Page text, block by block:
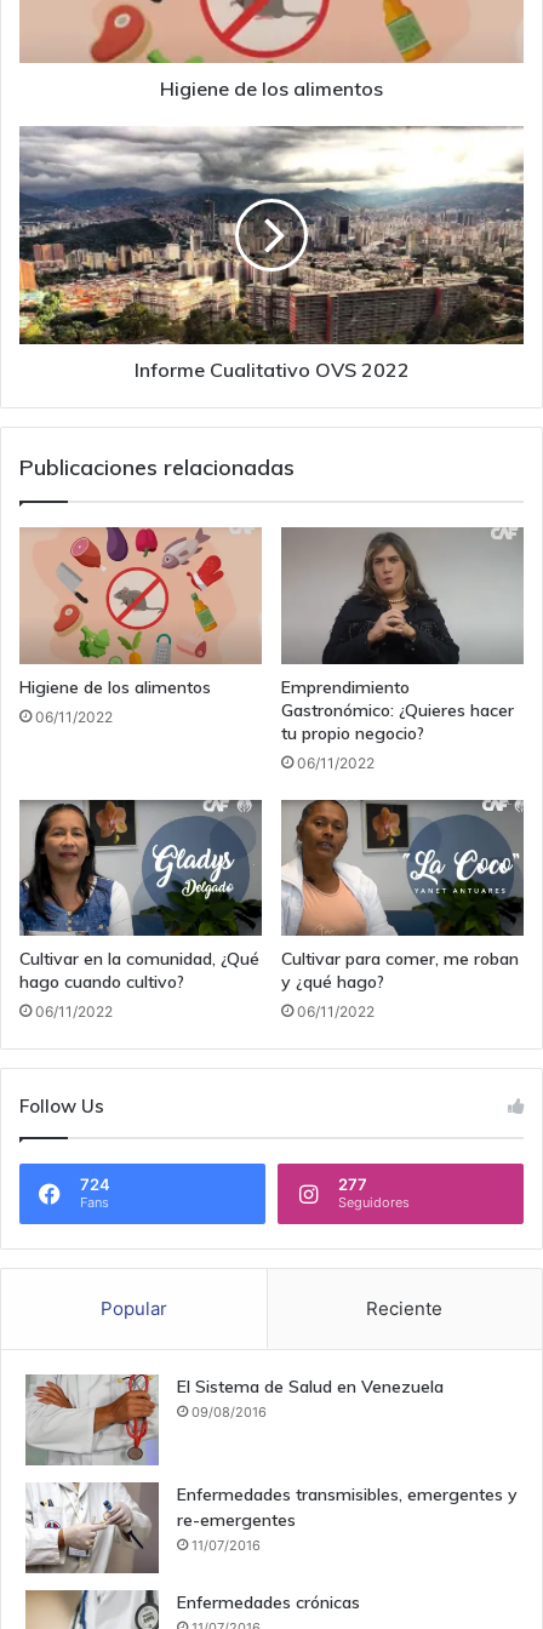
Higiene de los alimentos
Informe
Cualitativo
OVS
2022
Informe Cualitativo OVS 2022
Publicaciones relacionadas
Higiene de los alimentos
06/11/2022
Emprendimiento
Gastronómico: ¿Quieres hacer
tu propio negocio?
06/11/2022
Cultivar en la comunidad, ¿Qué
hago cuando cultivo?
06/11/2022
Cultivar para comer, me roban
y ¿qué hago?
06/11/2022
Follow Us
724
Fans
277
Seguidores
Popular Reciente
El Sistema de Salud en Venezuela
09/08/2016
Enfermedades transmisibles, emergentes y
re-emergentes
11/07/2016
Enfermedades crónicas